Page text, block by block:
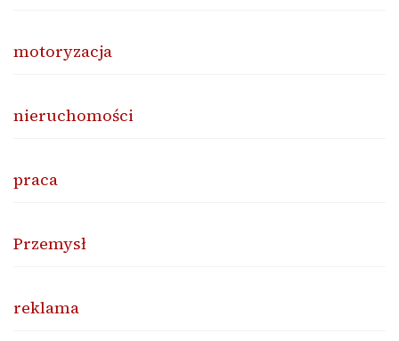
motoryzacja
nieruchomości
praca
Przemysł
reklama